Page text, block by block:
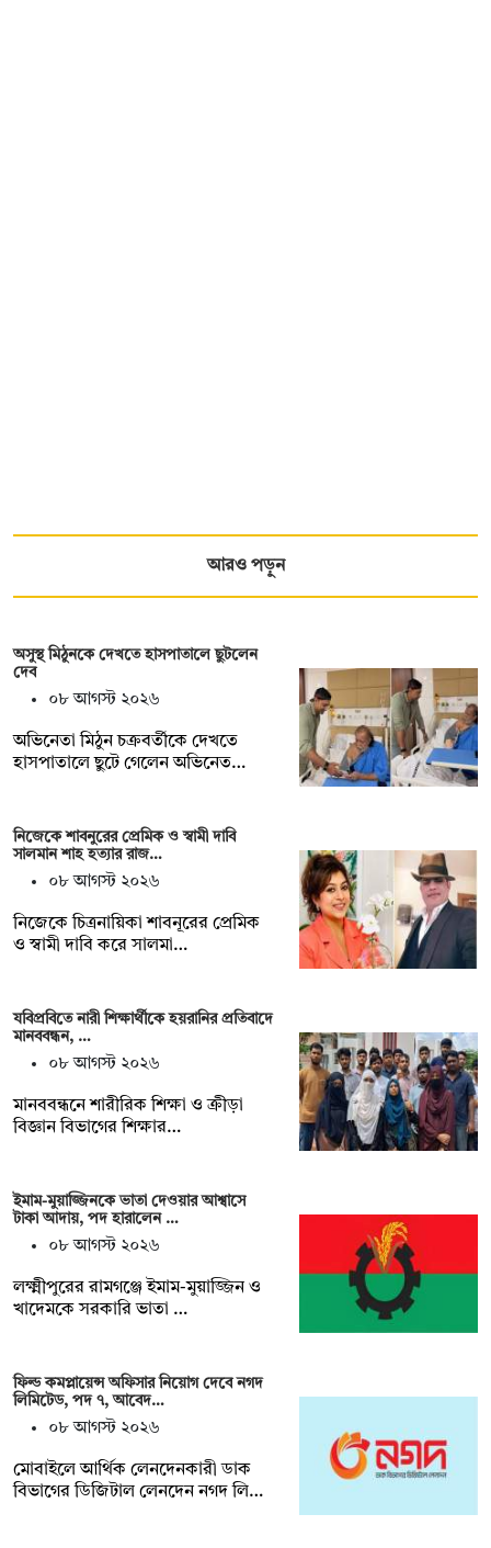
আরও পড়ুন
অসুস্থ মিঠুনকে দেখতে হাসপাতালে ছুটলেন
দেব
০৮ আগস্ট ২০২৬
অভিনেতা মিঠুন চক্রবর্তীকে দেখতে
হাসপাতালে ছুটে গেলেন অভিনেত…
নিজেকে শাবনুরের প্রেমিক ও স্বামী দাবি
সালমান শাহ হত্যার রাজ…
০৮ আগস্ট ২০২৬
নিজেকে চিত্রনায়িকা শাবনূরের প্রেমিক
ও স্বামী দাবি করে সালমা…
যবিপ্রবিতে নারী শিক্ষার্থীকে হয়রানির প্রতিবাদে
মানববন্ধন, …
০৮ আগস্ট ২০২৬
মানববন্ধনে শারীরিক শিক্ষা ও ক্রীড়া
বিজ্ঞান বিভাগের শিক্ষার…
ইমাম-মুয়াজ্জিনকে ভাতা দেওয়ার আশ্বাসে
টাকা আদায়, পদ হারালেন …
০৮ আগস্ট ২০২৬
লক্ষ্মীপুরের রামগঞ্জে ইমাম-মুয়াজ্জিন ও
খাদেমকে সরকারি ভাতা …
ফিল্ড কমপ্লায়েন্স অফিসার নিয়োগ দেবে নগদ
লিমিটেড, পদ ৭, আবেদ…
০৮ আগস্ট ২০২৬
মোবাইলে আর্থিক লেনদেনকারী ডাক
বিভাগের ডিজিটাল লেনদেন নগদ লি…